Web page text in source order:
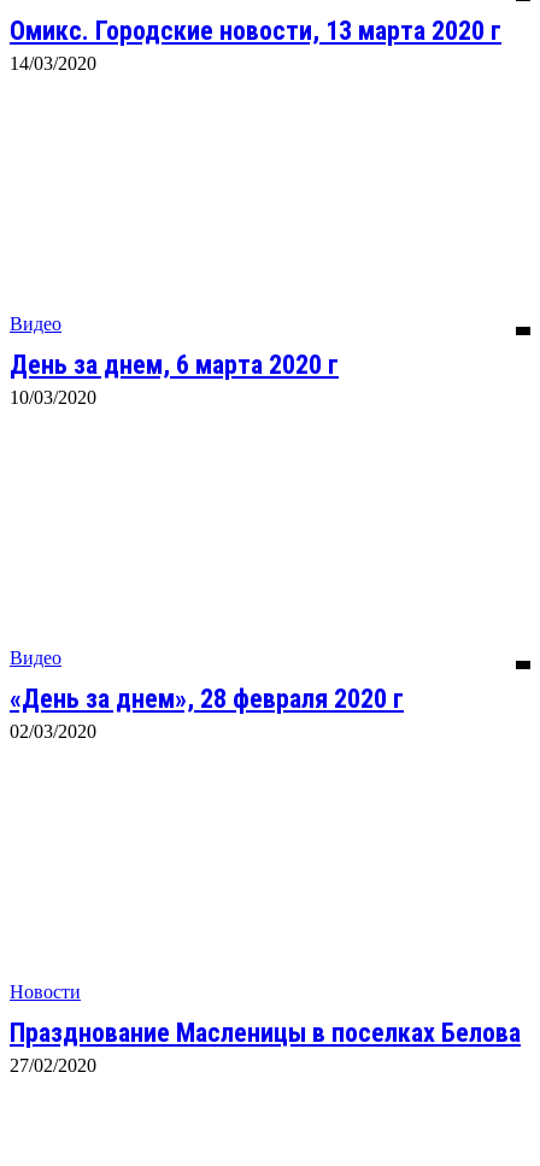
Омикс. Городские новости, 13 марта 2020 г
14/03/2020
Видео
День за днем, 6 марта 2020 г
10/03/2020
Видео
«День за днем», 28 февраля 2020 г
02/03/2020
Новости
Празднование Масленицы в поселках Белова
27/02/2020